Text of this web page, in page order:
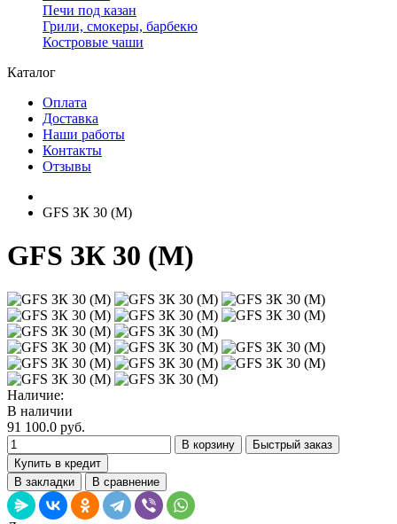
Печи под казан
Грили, смокеры, барбекю
Костровые чаши
Каталог
Оплата
Доставка
Наши работы
Контакты
Отзывы
GFS ЗК 30 (М)
GFS ЗК 30 (М)
Наличие:
В наличии
91 100.0 руб.
В корзину
Быстрый заказ
Купить в кредит
В закладки
В сравнение